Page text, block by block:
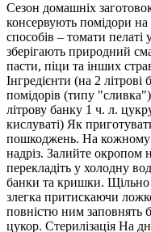
Сезон домашніх
консервують помідори
способів – томати пелаті
зберігають природний
пасти, піци та інших
Інгредієнти (на 2
помідорів (типу
літрову банку 1 ч. л.
кислуваті) Як
пошкоджень. На кожному
надріз. Залийте окропом
перекладіть у холодну
банки та кришки. Щільно
злегка притискаючи
повністю ним заповнять
цукор. Стерилізація На